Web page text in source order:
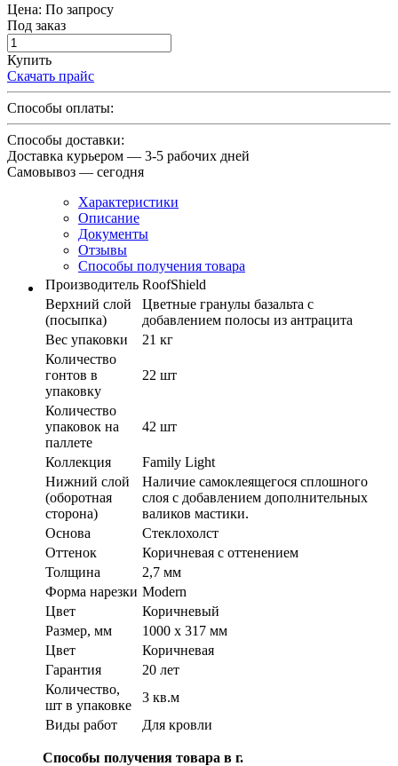
Цена: По запросу
Под заказ
Купить
Скачать прайс
Способы оплаты:
Способы доставки:
Доставка курьером — 3-5 рабочих дней
Самовывоз — сегодня
Характеристики
Описание
Документы
Отзывы
Способы получения товара
Производитель RoofShield
Верхний слой
(посыпка)
Цветные гранулы базальта с
добавлением полосы из антрацита
Вес упаковки
21 кг
Количество
гонтов в
упаковку
22 шт
Количество
упаковок на
паллете
42 шт
Коллекция
Family Light
Нижний слой
(оборотная
сторона)
Наличие самоклеящегося сплошного
слоя с добавлением дополнительных
валиков мастики.
Основа
Стеклохолст
Оттенок
Коричневая с оттенением
Толщина
2,7 мм
Форма нарезки Modern
Цвет
Коричневый
Размер, мм
1000 х 317 мм
Цвет
Коричневая
Гарантия
20 лет
Количество,
шт в упаковке
3 кв.м
Виды работ
Для кровли
Способы получения товара в г.